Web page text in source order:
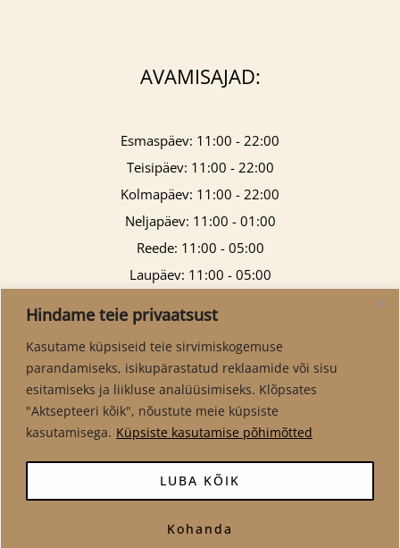
Hindame teie privaatsust
Kasutame küpsiseid teie sirvimiskogemuse
parandamiseks, isikupärastatud reklaamide või sisu
esitamiseks ja liikluse analüüsimiseks. Klõpsates
"Aktsepteeri kõik", nõustute meie küpsiste
kasutamisega. Küpsiste kasutamise põhimõtted
Kohanda
LUBA KÕIK
AVAMISAJAD:
Esmaspäev: 11:00 - 22:00
Teisipäev: 11:00 - 22:00
Kolmapäev: 11:00 - 22:00
Neljapäev: 11:00 - 01:00
Reede: 11:00 - 05:00
Laupäev: 11:00 - 05:00